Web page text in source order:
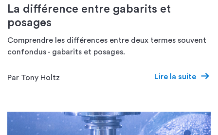
La différence entre gabarits et
posages
Comprendre les différences entre deux termes souvent
confondus - gabarits et posages.
Par Tony Holtz Lire la suite